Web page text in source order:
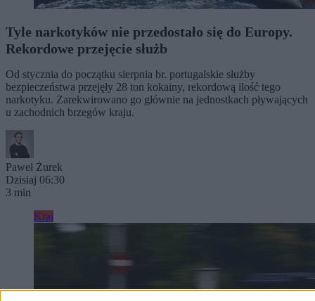
Tyle narkotyków nie przedostało się do Europy.
Rekordowe przejęcie służb
Od stycznia do początku sierpnia br. portugalskie służby
bezpieczeństwa przejęły 28 ton kokainy, rekordową ilość tego
narkotyku. Zarekwirowano go głównie na jednostkach pływających
u zachodnich brzegów kraju.
Paweł Żurek
Dzisiaj 06:30
3 min
Kraj